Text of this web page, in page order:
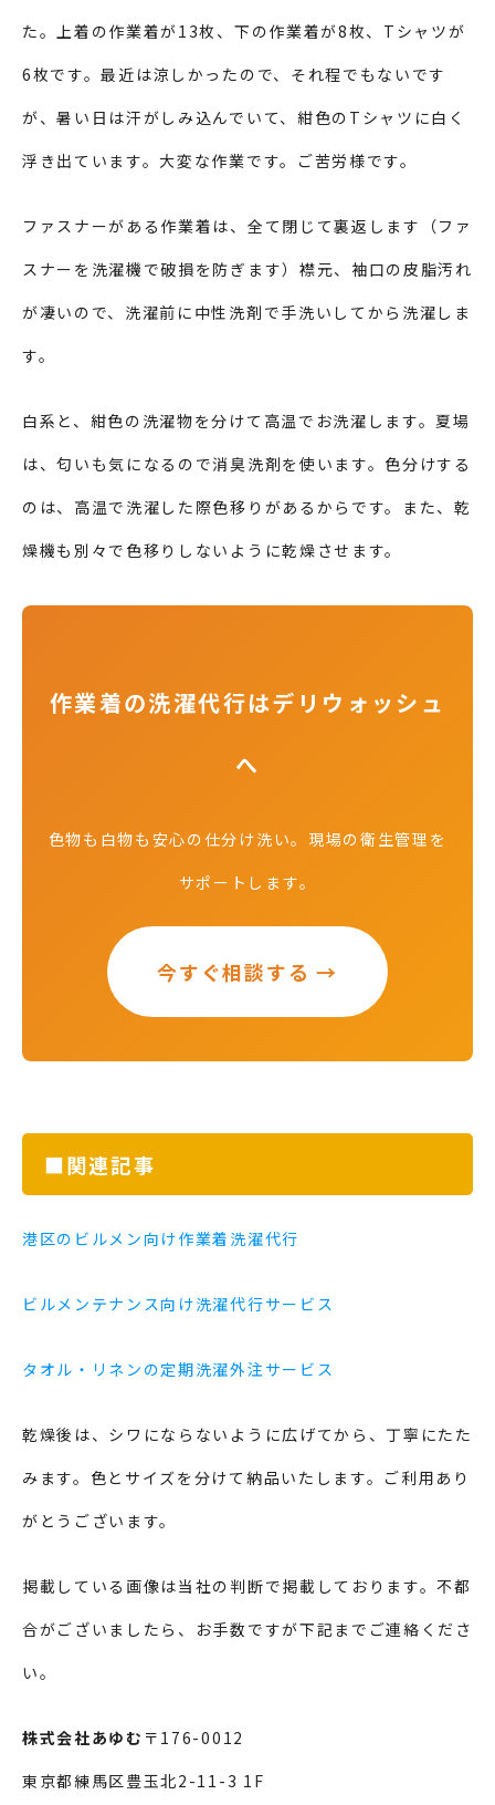
た。上着の作業着が13枚、下の作業着が8枚、Tシャツが
6枚です。最近は涼しかったので、それ程でもないです
が、暑い日は汗がしみ込んでいて、紺色のTシャツに白く
浮き出ています。大変な作業です。ご苦労様です。
ファスナーがある作業着は、全て閉じて裏返します（ファ
スナーを洗濯機で破損を防ぎます）襟元、袖口の皮脂汚れ
が凄いので、洗濯前に中性洗剤で手洗いしてから洗濯しま
す。
白系と、紺色の洗濯物を分けて高温でお洗濯します。 夏場
は、匂いも気になるので消臭洗剤を使います。 色分けする
のは、高温で洗濯した際色移りがあるからです。また、 乾
燥機も別々で色移りしないように乾燥させます。
作業着の洗濯代行はデリウォッシュ
へ
色物も白物も安心の仕分け洗い。現場の衛生管理を
サポートします。
今すぐ相談する →
■関連記事
港区のビルメン向け作業着洗濯代行
ビルメンテナンス向け洗濯代行サービス
タオル・リネンの定期洗濯外注サービス
乾燥後は、シワにならないように広げてから、丁寧にたた
みます。色とサイズを分けて納品いたします。ご利用あり
がとうございます。
掲載している画像は当社の判断で掲載しております。不都
合がございましたら、お手数ですが下記までご連絡くださ
い。
株式会社あゆむ 〒176-0012
東京都練馬区豊玉北2-11-3 1F